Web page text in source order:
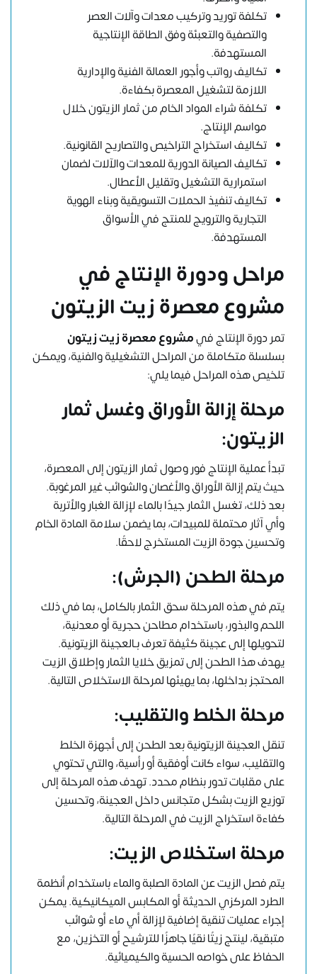
تكلفة توريد وتركيب معدات وآلات العصر
والتصفية والتعبئة وفق الطاقة الإنتاجية
المستهدفة.
تكاليف رواتب وأجور العمالة الفنية والإدارية
اللازمة لتشغيل المعصرة بكفاءة.
تكلفة شراء المواد الخام من ثمار الزيتون خلال
مواسم الإنتاج.
تكاليف استخراج التراخيص والتصاريح القانونية.
تكاليف الصيانة الدورية للمعدات والآلات لضمان
استمرارية التشغيل وتقليل الأعطال.
تكاليف تنفيذ الحملات التسويقية وبناء الهوية
التجارية والترويج للمنتج في الأسواق
المستهدفة.
مراحل ودورة الإنتاج في
مشروع معصرة زيت الزيتون
تمر دورة الإنتاج فيمشروع معصرة زيت زيتون
بسلسلة متكاملة من المراحل التشغيلية والفنية، ويمكن
تلخيص هذه المراحل فيما يلي:
مرحلة إزالة الأوراق وغسل ثمار
الزيتون:
تبدأ عملية الإنتاج فور وصول ثمار الزيتون إلى المعصرة،
حيث يتم إزالة الأوراق والأغصان والشوائب غير المرغوبة.
بعد ذلك، تغسل الثمار جيدًا بالماء لإزالة الغبار والأتربة
وأي آثار محتملة للمبيدات، بما يضمن سلامة المادة الخام
وتحسين جودة الزيت المستخرج لاحقًا.
مرحلة الطحن (الجرش):
يتم في هذه المرحلة سحق الثمار بالكامل، بما في ذلك
اللحم والبذور، باستخدام مطاحن حجرية أو معدنية،
لتحويلها إلى عجينة كثيفة تعرف بـالعجينة الزيتونية.
يهدف هذا الطحن إلى تمزيق خلايا الثمار وإطلاق الزيت
المحتجز بداخلها، بما يهيئها لمرحلة الاستخلاص التالية.
مرحلة الخلط والتقليب:
تنقل العجينة الزيتونية بعد الطحن إلى أجهزة الخلط
والتقليب، سواء كانت أوفقية أو رأسية، والتي تحتوي
على مقلبات تدور بنظام محدد. تهدف هذه المرحلة إلى
توزيع الزيت بشكل متجانس داخل العجينة، وتحسين
كفاءة استخراج الزيت في المرحلة التالية.
مرحلة استخلاص الزيت:
يتم فصل الزيت عن المادة الصلبة والماء باستخدام أنظمة
الطرد المركزي الحديثة أو المكابس الميكانيكية. يمكن
إجراء عمليات تنقية إضافية لإزالة أي ماء أو شوائب
متبقية، لينتج زيتًا نقيًا جاهزًا للترشيح أو التخزين، مع
الحفاظ على خواصه الحسية والكيميائية.